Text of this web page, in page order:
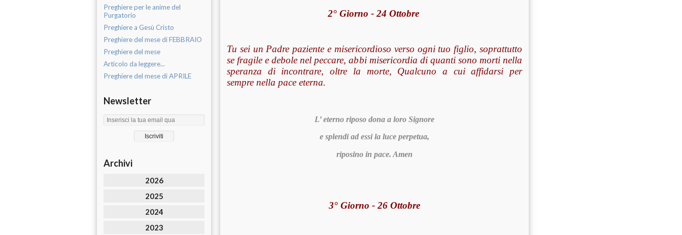
Preghiere per le anime del
Purgatorio
Preghiere a Gesù Cristo
Preghiere del mese di FEBBRAIO
Preghiere del mese
Articolo da leggere...
Preghiere del mese di APRILE
Newsletter
Archivi
2026
2025
2024
2023
2° Giorno - 24 Ottobre
Tu sei un Padre paziente e misericordioso verso ogni tuo figlio, soprattutto
se fragile e debole nel peccare, abbi misericordia di quanti sono morti nella
speranza di incontrare, oltre la morte, Qualcuno a cui affidarsi per
sempre nella pace eterna.
L’ eterno riposo dona a loro Signore
e splendi ad essi la luce perpetua,
riposino in pace. Amen
3° Giorno - 26 Ottobre